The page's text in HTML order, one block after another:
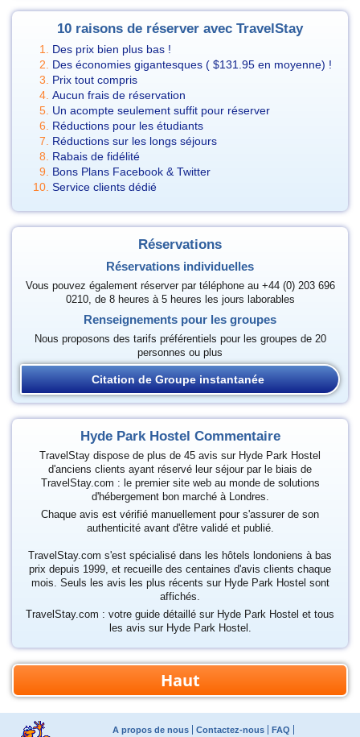
10 raisons de réserver avec TravelStay
Des prix bien plus bas !
Des économies gigantesques ( $131.95 en moyenne) !
Prix tout compris
Aucun frais de réservation
Un acompte seulement suffit pour réserver
Réductions pour les étudiants
Réductions sur les longs séjours
Rabais de fidélité
Bons Plans Facebook & Twitter
Service clients dédié
Réservations
Réservations individuelles
Vous pouvez également réserver par téléphone au +44 (0) 203 696
0210, de 8 heures à 5 heures les jours laborables
Renseignements pour les groupes
Nous proposons des tarifs préférentiels pour les groupes de 20
personnes ou plus
Citation de Groupe instantanée
Hyde Park Hostel Commentaire
TravelStay dispose de plus de 45 avis sur Hyde Park Hostel
d'anciens clients ayant réservé leur séjour par le biais de
TravelStay.com : le premier site web au monde de solutions
d'hébergement bon marché à Londres.
Chaque avis est vérifié manuellement pour s'assurer de son
authenticité avant d'être validé et publié.
TravelStay.com s'est spécialisé dans les hôtels londoniens à bas
prix depuis 1999, et recueille des centaines d'avis clients chaque
mois. Seuls les avis les plus récents sur Hyde Park Hostel sont
affichés.
TravelStay.com : votre guide détaillé sur Hyde Park Hostel et tous
les avis sur Hyde Park Hostel.
Haut
A propos de nous Contactez-nous FAQ